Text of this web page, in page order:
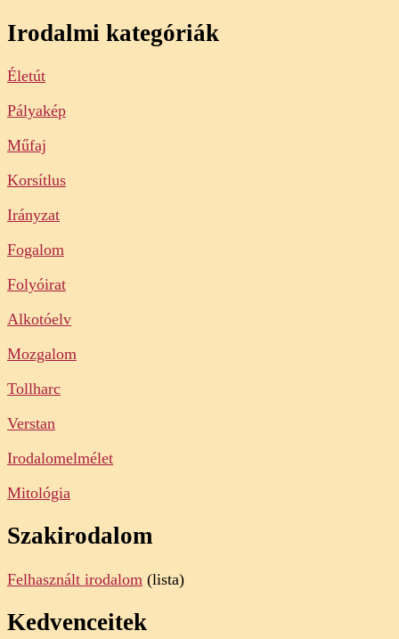
Irodalmi kategóriák
Életút
Pályakép
Műfaj
Korsítlus
Irányzat
Fogalom
Folyóirat
Alkotóelv
Mozgalom
Tollharc
Verstan
Irodalomelmélet
Mitológia
Szakirodalom
Felhasznált irodalom (lista)
Kedvenceitek